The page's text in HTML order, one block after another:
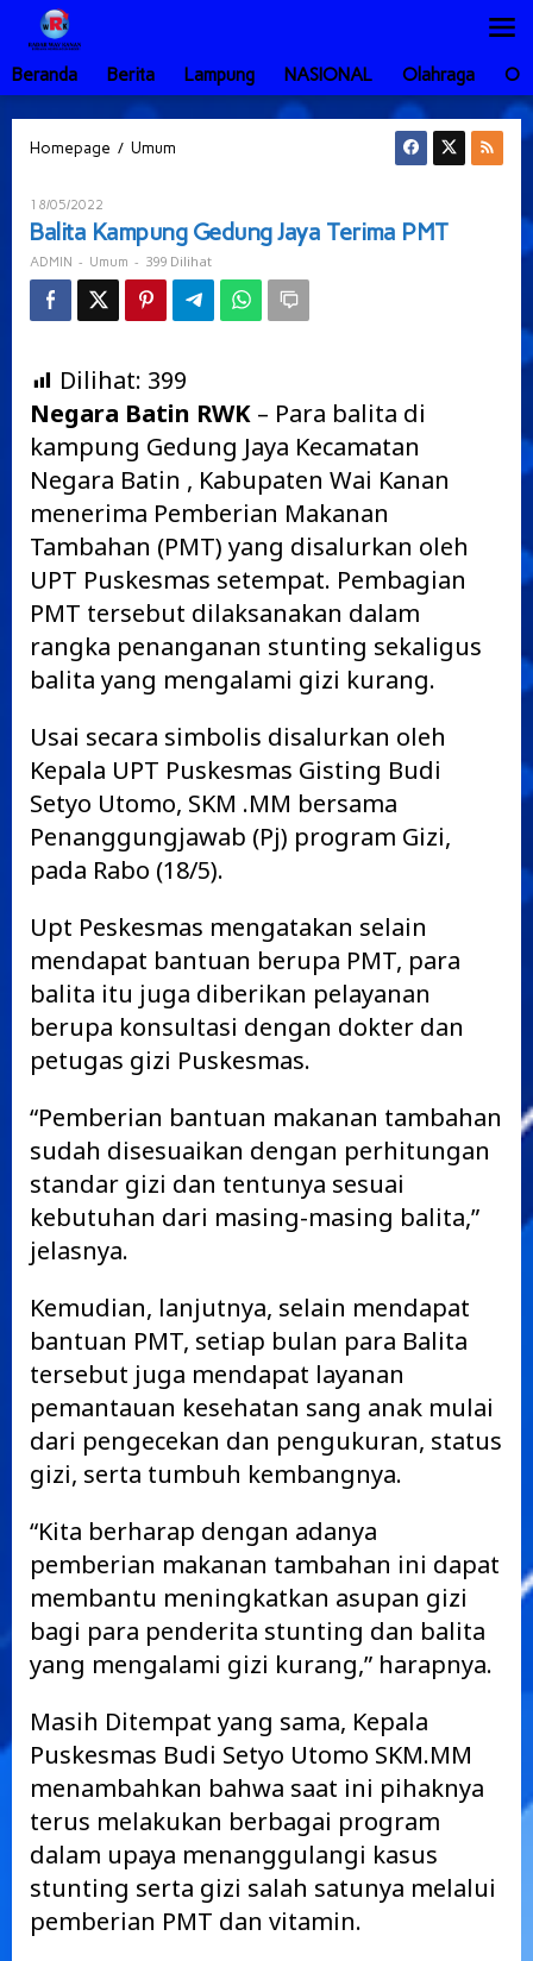
Lewati
konten
Beranda
Berita Lampung NASIONAL Olahraga
Homepage / Umum
Terima
PMT
18/05/2022
ADMIN
Balita Kampung Gedung Jaya Terima PMT
ADMIN - Umum - 399 Dilihat
Dilihat: 399
Negara Batin RWK – Para balita di
kampung Gedung Jaya Kecamatan
Negara Batin , Kabupaten Wai Kanan
menerima Pemberian Makanan
Tambahan (PMT) yang disalurkan oleh
UPT Puskesmas setempat. Pembagian
PMT tersebut dilaksanakan dalam
rangka penanganan stunting sekaligus
balita yang mengalami gizi kurang.
Usai secara simbolis disalurkan oleh
Kepala UPT Puskesmas Gisting Budi
Setyo Utomo, SKM .MM bersama
Penanggungjawab (Pj) program Gizi,
pada Rabo (18/5).
Upt Peskesmas mengatakan selain
mendapat bantuan berupa PMT, para
balita itu juga diberikan pelayanan
berupa konsultasi dengan dokter dan
petugas gizi Puskesmas.
“Pemberian bantuan makanan tambahan
sudah disesuaikan dengan perhitungan
standar gizi dan tentunya sesuai
kebutuhan dari masing-masing balita,”
jelasnya.
Kemudian, lanjutnya, selain mendapat
bantuan PMT, setiap bulan para Balita
tersebut juga mendapat layanan
pemantauan kesehatan sang anak mulai
dari pengecekan dan pengukuran, status
gizi, serta tumbuh kembangnya.
“Kita berharap dengan adanya
pemberian makanan tambahan ini dapat
membantu meningkatkan asupan gizi
bagi para penderita stunting dan balita
yang mengalami gizi kurang,” harapnya.
Masih Ditempat yang sama, Kepala
Puskesmas Budi Setyo Utomo SKM.MM
menambahkan bahwa saat ini pihaknya
terus melakukan berbagai program
dalam upaya menanggulangi kasus
stunting serta gizi salah satunya melalui
pemberian PMT dan vitamin.